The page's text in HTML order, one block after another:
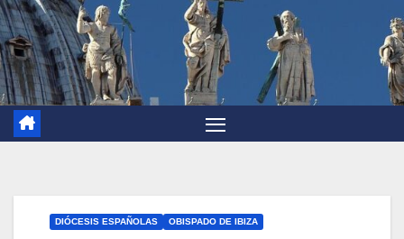
DIÓCESIS ESPAÑOLAS OBISPADO DE IBIZA